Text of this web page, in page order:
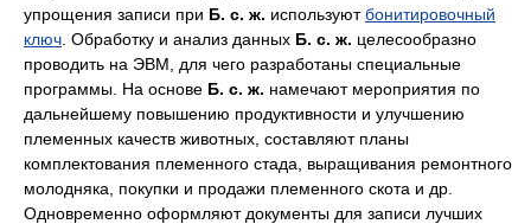
упрощения записи при Б. с. ж. используютбонитировочный
ключ . Обработку и анализ данных Б. с. ж. целесообразно
проводить на ЭВМ, для чего разработаны специальные
программы. На основе Б. с. ж. намечают мероприятия по
дальнейшему повышению продуктивности и улучшению
племенных качеств животных, составляют планы
комплектования племенного стада, выращивания ремонтного
молодняка, покупки и продажи племенного скота и др.
Одновременно оформляют документы для записи лучших